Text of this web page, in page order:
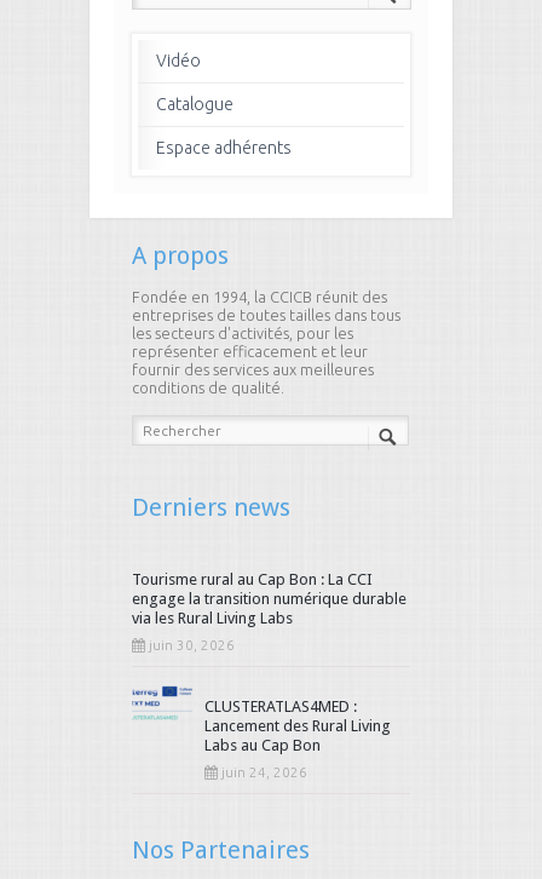
Vidéo
Catalogue
Espace adhérents
A propos
Fondée en 1994, la CCICB réunit des
entreprises de toutes tailles dans tous
les secteurs d'activités, pour les
représenter efficacement et leur
fournir des services aux meilleures
conditions de qualité.
Derniers news
Tourisme rural au Cap Bon : La CCI
engage la transition numérique durable
via les Rural Living Labs
juin 30, 2026
CLUSTERATLAS4MED :
Lancement des Rural Living
Labs au Cap Bon
juin 24, 2026
Nos Partenaires